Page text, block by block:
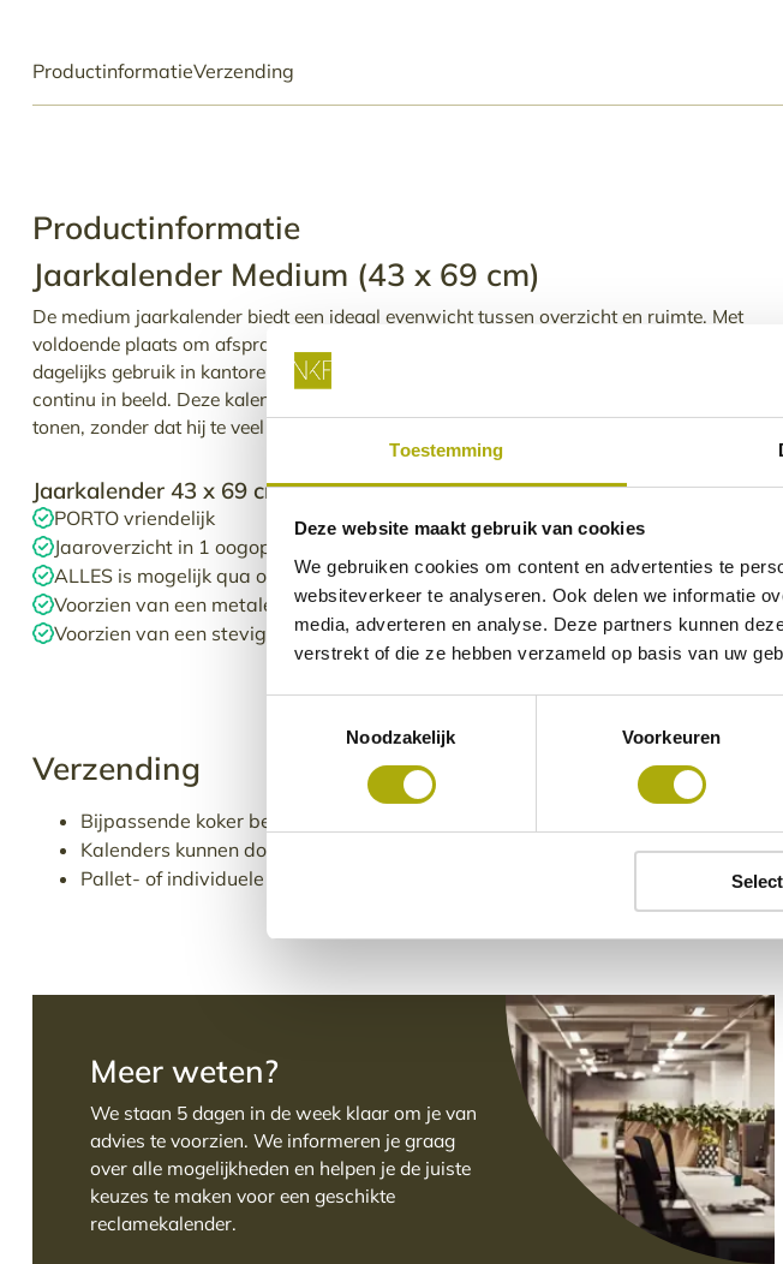
Toestemming
Deze website maakt gebruik van cookies
We gebruiken cookies om content en advertenties te
websiteverkeer te analyseren. Ook delen we informatie
media, adverteren en analyse. Deze partners kunnen
verstrekt of die ze hebben verzameld op basis van uw
Noodzakelijk
Voorkeuren
ProductinformatieVerzending
Productinformatie
Jaarkalender Medium (43 x 69 cm)
De medium jaarkalender biedt een ideaal evenwicht tussen overzicht en ruimte. Met
voldoende plaats om afspraken en notities toe te voegen, is deze kalender perfect voor
dagelijks gebruik in kantoren. Door je eigen branding toe te voegen, blijft je bedrijf
continu in beeld. Deze kalender is groot genoeg om alle belangrijke data duidelijk te
tonen, zonder dat hij te veel ruimte inneemt.
Jaarkalender 43 x 69 cm
PORTO vriendelijk
Jaaroverzicht in 1 oogopslag
ALLES is mogelijk qua opmaak
Voorzien van een metalen ophangoog
Voorzien van een stevige metalen randlijst boven en onder
Verzending
Bijpassende koker beschikbaar
Kalenders kunnen door ons ingerold worden in een koker
Pallet- of individuele zending is mogelijk naar je klanten en relaties in
Meer weten?
We staan 5 dagen in de week klaar om je van
advies te voorzien. We informeren je graag
over alle mogelijkheden en helpen je de juiste
keuzes te maken voor een geschikte
reclamekalender.